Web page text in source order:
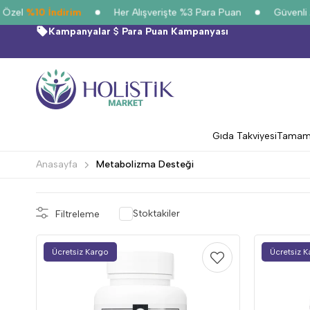
%10 İndirim Her Alışverişte %3 Para Puan
Güvenli
Kampanyalar
Para Puan Kampanyası
Gıda Takviyesi
Anasayfa Metabolizma Desteği
Filtreleme Stoktakiler
Ücretsiz Kargo Ücretsiz